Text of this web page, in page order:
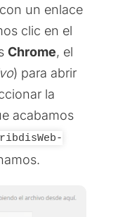
un enlace
clic en el
Chrome, el
) para abrir
la
acabamos